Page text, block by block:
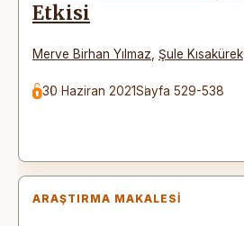
Etkisi
Merve Birhan Yılmaz Şule Kısakürek
30 Haziran 2021Sayfa 529-538
ARAŞTIRMA MAKALESI